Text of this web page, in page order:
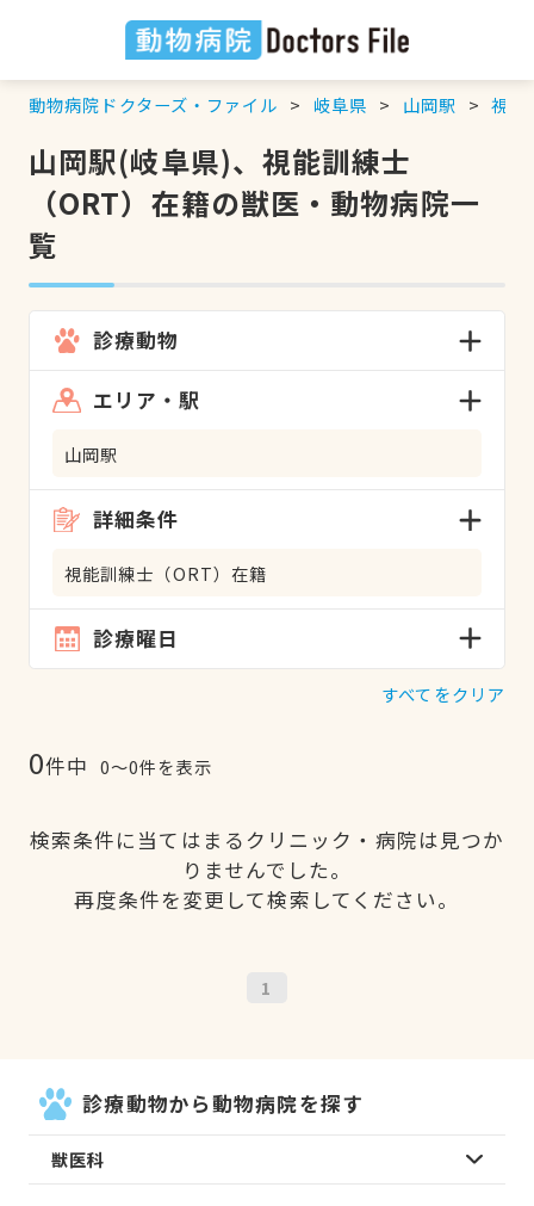
動物病院ドクターズ・ファイル 岐阜県 山岡駅 視能
山岡駅(岐阜県)、視能訓練士
（ORT）在籍の獣医・動物病院一
覧
診療動物
エリア・駅
山岡駅
詳細条件
視能訓練士（ORT）在籍
診療曜日
すべてをクリア
0件中 0〜0件を表示
検索条件に当てはまるクリニック・病院は見つか
りませんでした。
再度条件を変更して検索してください。
1
診療動物から動物病院を探す
獣医科